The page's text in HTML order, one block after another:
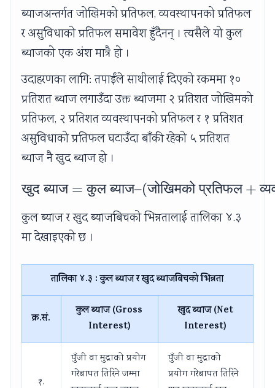
ब्याजअन्तर्गत जोखिमको प्रतिफल, व्यवस्थापनको प्रतिफल
र असुविधाको प्रतिफल समावेश हुँदैनन् । त्यसैले यो कुल
ब्याजको एक अंश मात्रै हो ।
उदाहरणका लागि: तपाईंले साथीलाई दिएको रकममा १०
प्रतिशत ब्याज लगाउँदा उक्त ब्याजमा २ प्रतिशत जोखिमको
प्रतिफल, २ प्रतिशत व्यवस्थापनको प्रतिफल र १ प्रतिशत
असुविधाको प्रतिफल घटाउँदा बाँकी रहेको ५ प्रतिशत
ब्याज नै खुद ब्याज हो ।
\text{खुद ब्याज} =
खुद ब्याज = कुल ब्याज–(जोखिमको प्रतिफल +
कुल ब्याज र खुद ब्याजबिचको भिन्नतालाई तालिका ४.३
मा देखाइएको छ ।
तालिका ४.३ : कुल ब्याज र खुद ब्याजबिचको भिन्नता
क्र.सं.
कुल ब्याज (Gross
Interest)
खुद ब्याज (Net
Interest)
१.
पुँजी वा मुद्राको प्रयोग
गरेबापत तिरिने जम्मा
पुँजी वा मुद्राको
प्रयोग गरेबापत तिरिने